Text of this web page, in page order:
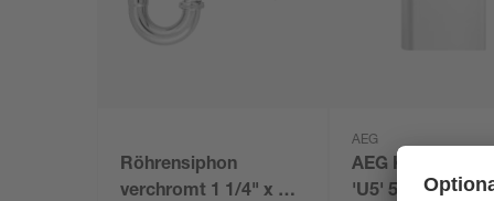
Röhrensiphon
verchromt 1 1/4" x 32
AEG
AEG
'U5' 5L